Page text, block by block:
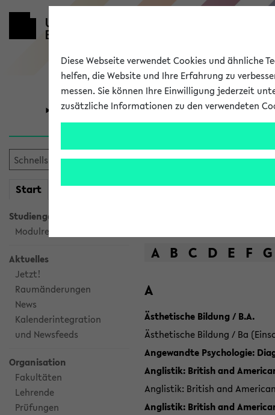
Universität Forschung
Start meineKVV
Studiengangsauswahl
Modulrecherche
Aktuelles
Jetzt!
Raumänderungen
News
Kalenderintegration
und Newsfeeds
Organisation
Fakultäten
Lehrende
Prüfungen
Das
A B C D E F G
A
Ästhetische Bildung / B.A.
Ästhetische Bildung / Ba
Angewandte Psychologie:
Anglistik: British and
Anglistik: British and
Anglistik: British and
Diese Webseite verwendet Cookies und ähnliche
helfen, die Website und Ihre Erfahrung zu
messen. Sie können Ihre Einwilligung jederzeit
zusätzliche Informationen zu den verwendeten